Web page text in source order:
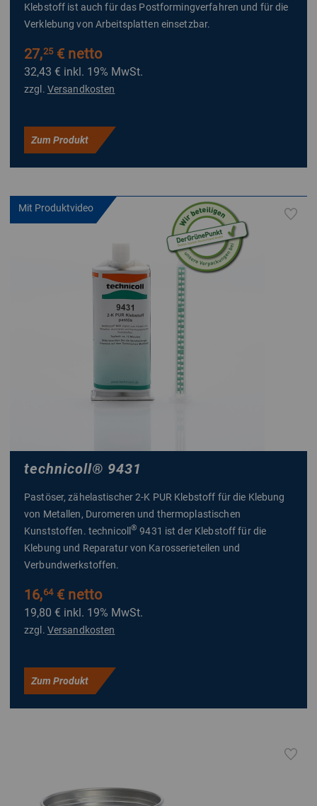
Klebstoff ist auch für das Postformingverfahren und für die
Verklebung von Arbeitsplatten einsetzbar.
27,25€ netto
32,43 € inkl. 19% MwSt.
zzgl. Versandkosten
Zum Produkt
Mit Produktvideo
technicoll® 9431
Pastöser, zähelastischer 2-K PUR Klebstoff für die Klebung
von Metallen, Duromeren und thermoplastischen
Kunststoffen. technicoll® 9431 ist der Klebstoff für die
Klebung und Reparatur von Karosserieteilen und
Verbundwerkstoffen.
16,64€ netto
19,80 € inkl. 19% MwSt.
zzgl. Versandkosten
Zum Produkt